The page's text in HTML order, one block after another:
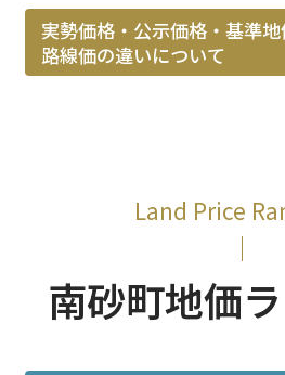
実勢価格・公示価格・基準地
路線価の違いについて
Land Price
南砂町地価